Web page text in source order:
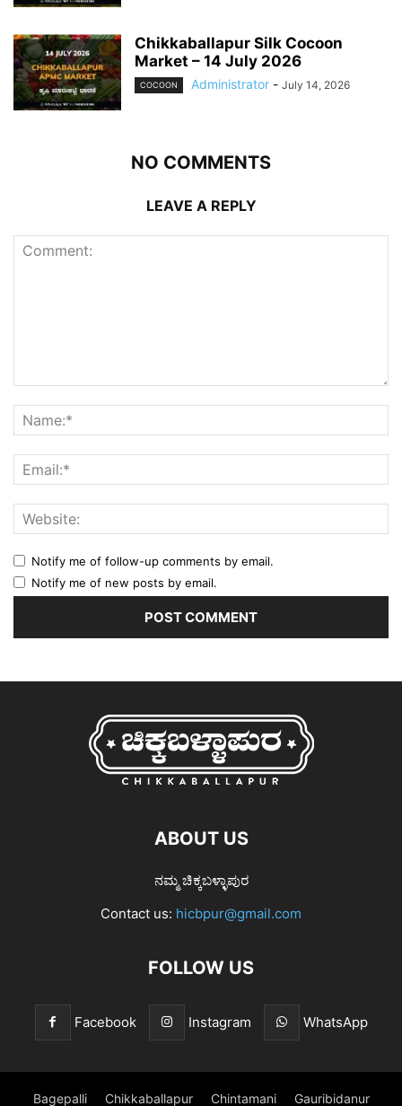
Chikkaballapur Silk Cocoon
Market – 14 July 2026
COCOON Administrator - July 14, 2026
NO COMMENTS
LEAVE A REPLY
Notify me of follow-up comments by email.
Notify me of new posts by email.
ABOUT US
ನಮ್ಮ ಚಿಕ್ಕಬಳ್ಳಾಪುರ
Contact us: hicbpur@gmail.com
FOLLOW US
Facebook Instagram WhatsApp
Bagepalli Chikkaballapur Chintamani Gauribidanur